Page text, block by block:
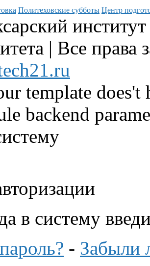
Политеховские субботы Центр
| Все
template
backend
в систему
- Забыли